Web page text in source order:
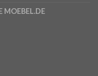
MOEBEL.DE